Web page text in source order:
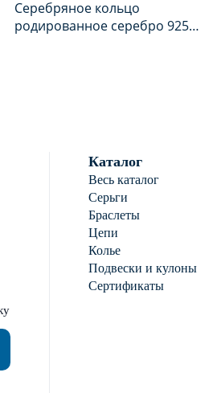
Серебряное кольцо
родированное серебро 925
Каталог
Весь каталог
Серьги
Браслеты
Цепи
Колье
Подвески и кулоны
Сертификаты